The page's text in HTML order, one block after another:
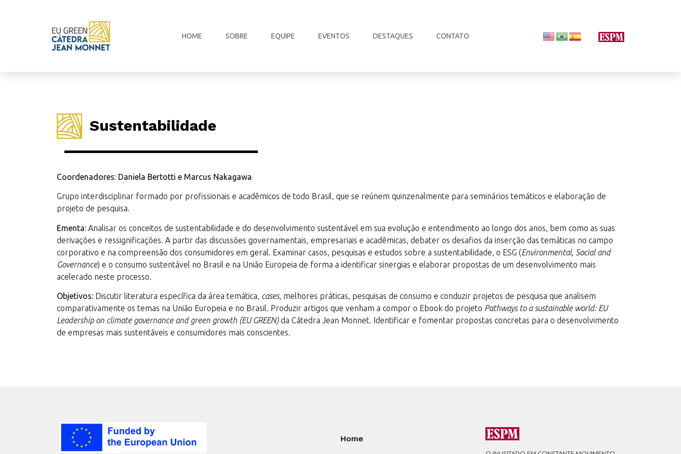
HOME SOBRE EQUIPE EVENTOS DESTAQUES CONTATO
Sustentabilidade
Coordenadores: Daniela Bertotti e Marcus Nakagawa
Grupo interdisciplinar formado por profissionais e acadêmicos de todo Brasil, que se reúnem quinzenalmente para seminários temáticos e elaboração de
projeto de pesquisa.
Ementa: Analisar os conceitos de sustentabilidade e do desenvolvimento sustentável em sua evolução e entendimento ao longo dos anos, bem como as suas
derivações e ressignificações. A partir das discussões governamentais, empresariais e acadêmicas, debater os desafios da inserção das temáticas no campo
corporativo e na compreensão dos consumidores em geral. Examinar casos, pesquisas e estudos sobre a sustentabilidade, o ESG (Environmental, Social and
Governance) e o consumo sustentável no Brasil e na União Europeia de forma a identificar sinergias e elaborar propostas de um desenvolvimento mais
acelerado neste processo.
Objetivos: Discutir literatura específica da área temática, cases, melhores práticas, pesquisas de consumo e conduzir projetos de pesquisa que analisem
comparativamente os temas na União Europeia e no Brasil. Produzir artigos que venham a compor o Ebook do projeto Pathways to a sustainable world: EU
Leadership on climate governance and green growth (EU GREEN)da Cátedra Jean Monnet. Identificar e fomentar propostas concretas para o desenvolvimento
de empresas mais sustentáveis e consumidores mais conscientes.
Home